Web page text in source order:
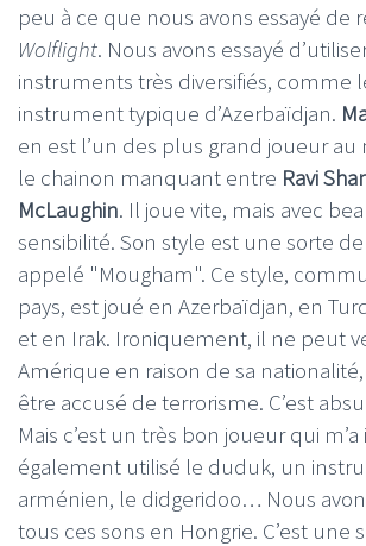
peu à ce que nous avons essayé de
Wolflight. Nous avons essayé
instruments très diversifiés, comme
instrument typique d’Azerbaïdjan.
en est l’un des plus grand joueur
le chainon manquant entre Ravi
McLaughin. Il joue vite, mais avec
sensibilité. Son style est une sorte de
appelé "Mougham". Ce style,
pays, est joué en Azerbaïdjan, en
et en Irak. Ironiquement, il ne peut
Amérique en raison de sa
être accusé de terrorisme. C’est
Mais c’est un très bon joueur qui m’a
également utilisé le duduk, un
arménien, le didgeridoo… Nous
tous ces sons en Hongrie. C’est une